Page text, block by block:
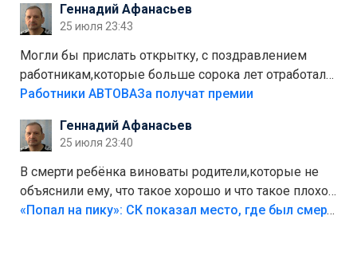
Штрафы мизерные.
Геннадий Афанасьев
25 июля 23:43
Могли бы прислать открытку, с поздравлением
работникам,которые больше сорока лет отработали
на предприятии.
Работники АВТОВАЗа получат премии
Геннадий Афанасьев
25 июля 23:40
В смерти ребёнка виноваты родители,которые не
объяснили ему, что такое хорошо и что такое плохо!
Лезть через такой забор,верх безумия,есть же
«Попал на пику»: СК показал место, где был смертельно травмирован ребенок в Тольятти